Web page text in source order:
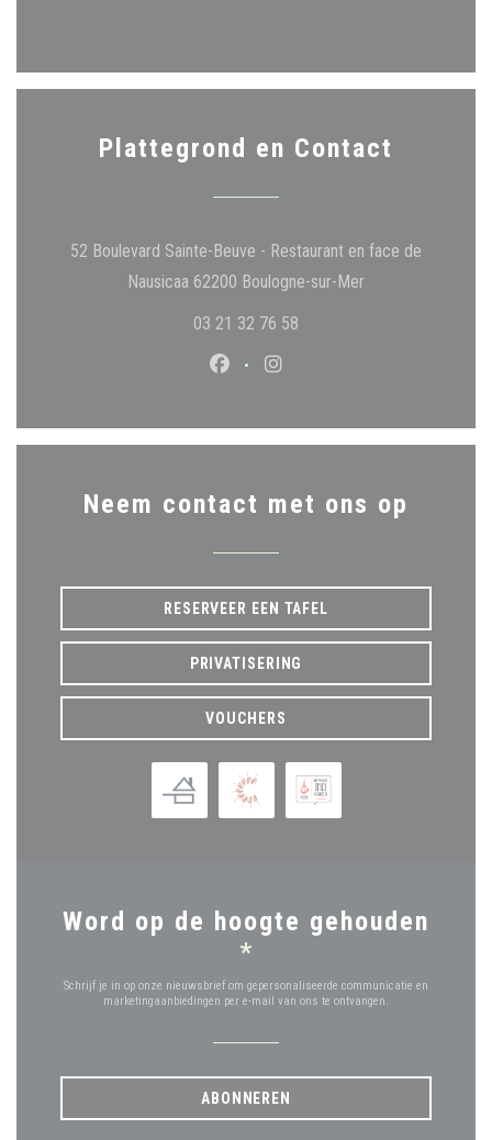
Plattegrond en Contact
52 Boulevard Sainte-Beuve - Restaurant en face de
Nausicaa 62200 Boulogne-sur-Mer
03 21 32 76 58
Facebook ((opent in een nieuw
Instagram ((opent in een
Neem contact met ons op
RESERVEER EEN TAFEL
PRIVATISERING
VOUCHERS
Word op de hoogte gehouden
*
Schrijf je in op onze nieuwsbrief om gepersonaliseerde communicatie en
marketingaanbiedingen per e-mail van ons te ontvangen.
ABONNEREN